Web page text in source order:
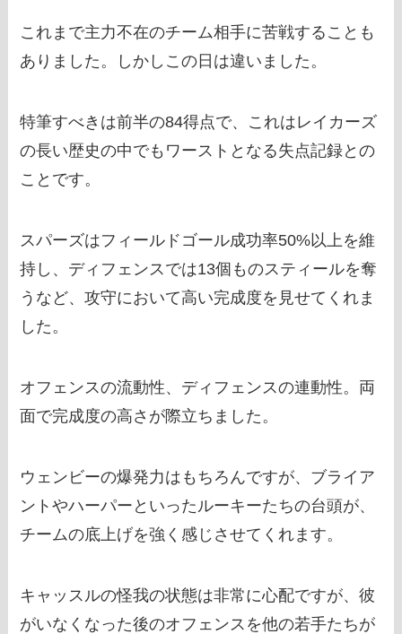
これまで主力不在のチーム相手に苦戦することも
ありました。しかしこの日は違いました。
特筆すべきは前半の84得点で、これはレイカーズ
の長い歴史の中でもワーストとなる失点記録との
ことです。
スパーズはフィールドゴール成功率50%以上を維
持し、ディフェンスでは13個ものスティールを奪
うなど、攻守において高い完成度を見せてくれま
した。
オフェンスの流動性、ディフェンスの連動性。両
面で完成度の高さが際立ちました。
ウェンビーの爆発力はもちろんですが、ブライア
ントやハーパーといったルーキーたちの台頭が、
チームの底上げを強く感じさせてくれます。
キャッスルの怪我の状態は非常に心配ですが、彼
がいなくなった後のオフェンスを他の若手たちが